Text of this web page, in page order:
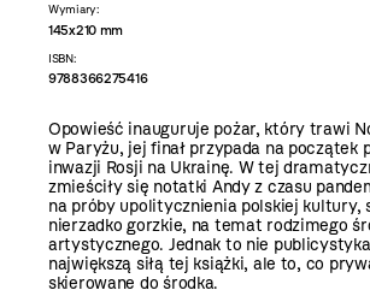
Wymiary:
145x210 mm
ISBN:
9788366275416
Opowieść inauguruje pożar, który trawi
w Paryżu, jej finał przypada na początek
inwazji Rosji na Ukrainę. W tej
zmieściły się notatki Andy z czasu
na próby upolitycznienia polskiej kultury,
nierzadko gorzkie, na temat rodzimego
artystycznego. Jednak to nie
największą siłą tej książki, ale to, co
skierowane do środka.